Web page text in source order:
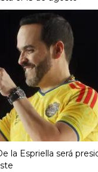
la Espriella será